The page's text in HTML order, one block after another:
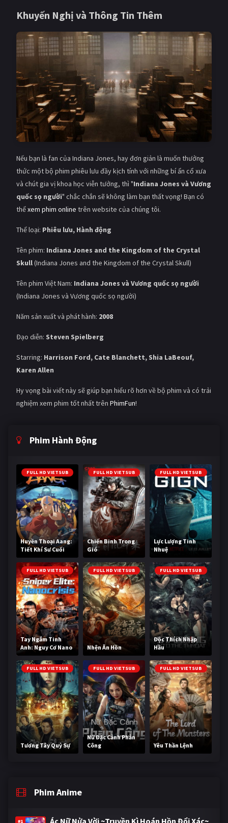
Khuyến Nghị và Thông Tin Thêm
Nếu bạn là fan của Indiana Jones, hay đơn giản là muốn thưởng
thức một bộ phim phiêu lưu đầy kịch tính với những bí ẩn cổ xưa
và chút gia vị khoa học viễn tưởng, thì "Indiana Jones và Vương
quốc sọ người" chắc chắn sẽ không làm bạn thất vọng! Bạn có
thểxem phim online trên website của chúng tôi.
Thể loại: Phiêu lưu, Hành động
Tên phim: Indiana Jones and the Kingdom of the Crystal
Skull(Indiana Jones and the Kingdom of the Crystal Skull)
Tên phim Việt Nam: Indiana Jones và Vương quốc sọ người
(Indiana Jones và Vương quốc sọ người)
Năm sản xuất và phát hành: 2008
Đạo diễn: Steven Spielberg
Starring: Harrison Ford, Cate Blanchett, Shia LaBeouf,
Karen Allen
Hy vọng bài viết này sẽ giúp bạn hiểu rõ hơn về bộ phim và có trải
nghiệm xem phim tốt nhất trên PhimFun!
Phim Hành Động
FULL HD VIETSUB
Huyền Thoại Aang:
Tiết Khí Sư Cuối
Cùng
FULL HD VIETSUB
Chiến Binh Trong
Gió
FULL HD VIETSUB
Lực Lượng Tinh
Nhuệ
FULL HD VIETSUB
Tay Ngắm Tinh
Anh: Nguy Cơ Nano
FULL HD VIETSUB
Nhện Ăn Hồn
FULL HD VIETSUB
Độc Thích Nhập
Hầu
FULL HD VIETSUB
Tương Tây Quỷ Sự
FULL HD VIETSUB
Nữ Đặc Cảnh Phản
Công
FULL HD VIETSUB
Yêu Thần Lệnh
Phim Anime
#1 Ác Nữ Nửa Vời ~Truyền Kì Hoán Hồn Đổi Xác~